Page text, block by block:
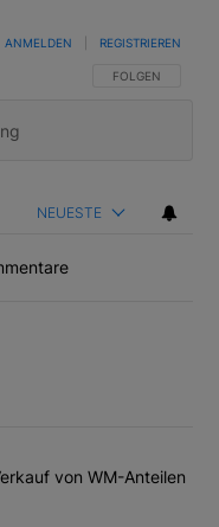
FOLGE DIESER
FOLGEN
ANMELDEN REGISTRIEREN
NEUESTE
kommentierten
Pläne für den
von WM-Anteilen